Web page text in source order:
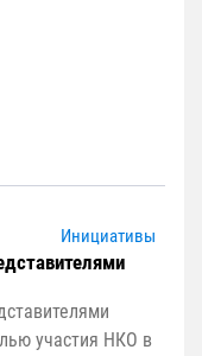
Инициативы
участия НКО в